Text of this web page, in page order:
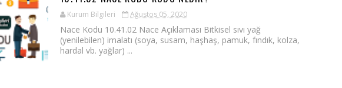
Kurum Bilgileri Ağustos 05, 2020
Nace Kodu 10.41.02 Nace Açıklaması Bitkisel sıvı yağ
(yenilebilen) imalatı (soya, susam, haşhaş, pamuk, fındık, kolza,
hardal vb. yağlar) ...